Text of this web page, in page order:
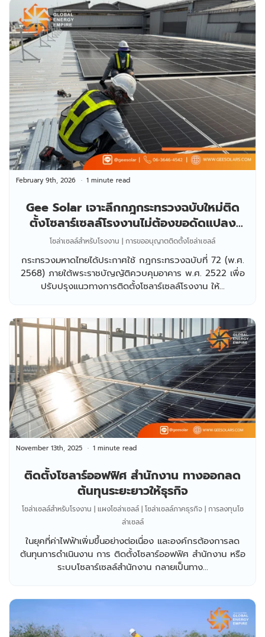
Gee Solar เจาะลึกกฎกระทรวงฉบับใหม่ติด
ตั้งโซลาร์เซลล์โรงงานไม่ต้องขอดัดแปลง
อาคาร ( อ.1 )
February 9th, 2026 1 minute read
โซล่าเซลล์สำหรับโรงงาน | การขออนุญาตติดตั้งโซล่าเซลล์
กระทรวงมหาดไทยได้ประกาศใช้ กฎกระทรวงฉบับที่ 72 (พ.ศ.
2568) ภายใต้พระราชบัญญัติควบคุมอาคาร พ.ศ. 2522 เพื่อ
ปรับปรุงแนวทางการติดตั้งโซลาร์เซลล์โรงงาน ให้...
ติดตั้งโซลาร์ออฟฟิศ สำนักงาน ทางออกลด
ต้นทุนระยะยาวให้ธุรกิจ
November 13th, 2025 1 minute read
โซล่าเซลล์สำหรับโรงงาน | แผงโซล่าเซลล์ | โซล่าเซลล์ภาคธุรกิจ | การลงทุนโซ
ล่าเซลล์
ในยุคที่ค่าไฟฟ้าเพิ่มขึ้นอย่างต่อเนื่อง และองค์กรต้องการลด
ต้นทุนการดำเนินงาน การ ติดตั้งโซลาร์ออฟฟิศ สำนักงาน หรือ
ระบบโซลาร์เซลล์สำนักงาน กลายเป็นทาง...